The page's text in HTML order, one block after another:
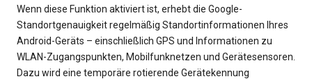
Wenn diese Funktion aktiviert ist, erhebt die Google-
Standortgenauigkeit regelmäßig Standortinformationen Ihres
Android-Geräts – einschließlich GPS und Informationen zu
WLAN-Zugangspunkten, Mobilfunknetzen und Gerätesensoren.
Dazu wird eine temporäre rotierende Gerätekennung